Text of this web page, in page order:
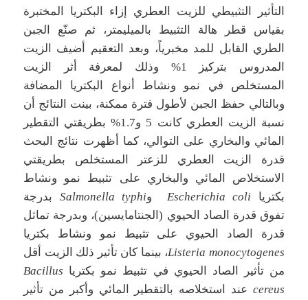
التأثير التثبيطي للزيت العطري إزاء البكتريا المختبرة
بقياس قطر هالة التثبيط بالميليمتر، ثم صنّع الجبن
الطري القابل للمد مخبرياً، وبعد التعقيم أضيف الزيت
المدروس بتركيز 1% وذلك لمعرفة أثر الزيت
المستخلص في نمو ونشاط أنواع البكتريا المضافة
وبالتالي حفظ الجبن لأطول فترة ممكنة، بينت النتائج أن
نسبة الزيت العطري كانت 5 و1.7% بطريقتي التقطير
المائي والبخاري على التوالي، كما أظهرت نتائج البحث
قدرة الزيت العطري للزعتر المستخلص بطريقتي
الاستخلاص المائي والبخاري على تثبيط نمو ونشاط
بكتريا
وSalmonella typhi بدرجة
تفوق قدرة الصاد الحيوي (الجنتامايسين)، وبدرجة تماثل
قدرة الصاد الحيوي على تثبيط نمو ونشاط بكتريا
Listeria monocytogenes، بينما كان تأثير ذلك الزيت أقل
من تأثير الصاد الحيوي في تثبيط نمو بكتريا Bacillus
cereus عند استخلاصه بالتقطير المائي وأكبر من تأثير